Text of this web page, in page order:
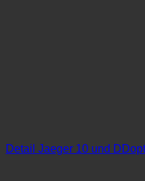
Detail Jaeger 10 und